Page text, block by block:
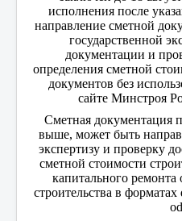
исполнения после
направление сметной
государственной
документации и
определения сметной
документов без
сайте Минстроя
Сметная документация
выше, может быть
экспертизу и проверку
сметной стоимости
капитального ремонта
строительства в